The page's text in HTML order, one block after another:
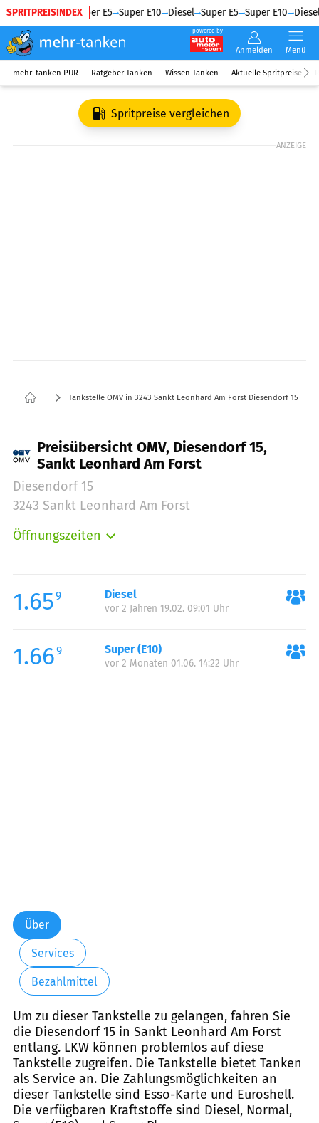
SPRITPREISINDEX
Diesel Super E5 Super E10 Diesel Super E5 Super E10 Diesel
powered by
Anmelden Menü
mehr-tanken PUR Ratgeber Tanken Wissen Tanken Aktuelle Spritpreise
Spritpreise vergleichen
ANZEIGE
Tankstelle OMV in 3243 Sankt Leonhard Am Forst Diesendorf 15
Preisübersicht OMV, Diesendorf 15,
Sankt Leonhard Am Forst
Diesendorf 15
3243 Sankt Leonhard Am Forst
Öffnungszeiten
Mittwoch:
00:00-24:00
Donnerstag:
Samstag:
00:00-24:00
Sonntag:
1.659 Diesel
vor 2 Jahren 19.02. 09:01 Uhr
1.669 Super (E10)
vor 2 Monaten 01.06. 14:22 Uhr
Über
Services
Bezahlmittel
Um zu dieser Tankstelle zu gelangen, fahren Sie
die Diesendorf 15 in Sankt Leonhard Am Forst
entlang. LKW können problemlos auf diese
Tankstelle zugreifen. Die Tankstelle bietet Tanken
als Service an. Die Zahlungsmöglichkeiten an
dieser Tankstelle sind Esso-Karte und Euroshell.
Die verfügbaren Kraftstoffe sind Diesel, Normal,